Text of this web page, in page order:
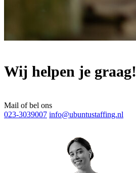
Wij helpen je graag!
Mail of bel ons
023-3039007 info@ubuntustaffing.nl